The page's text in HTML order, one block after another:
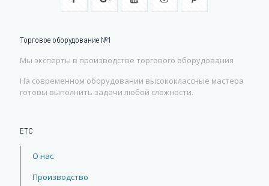
Торговое оборудование №1
Мы эксперты в производстве торгового оборудования
На современном оборудовании высококлассные мастера
готовы выполнить задачи любой сложности.
ЕТС
О нас
Производство